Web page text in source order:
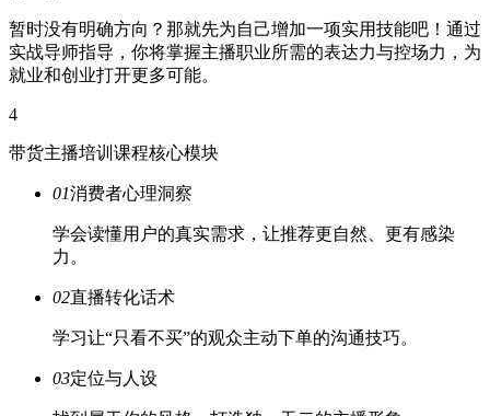
暂时没有明确方向？那就先为自己增加一项实用技能吧！通过
实战导师指导，你将掌握主播职业所需的表达力与控场力，为
就业和创业打开更多可能。
4
带货主播培训课程核心模块
01消费者心理洞察
学会读懂用户的真实需求，让推荐更自然、更有感染
力。
02直播转化话术
学习让“只看不买”的观众主动下单的沟通技巧。
03定位与人设